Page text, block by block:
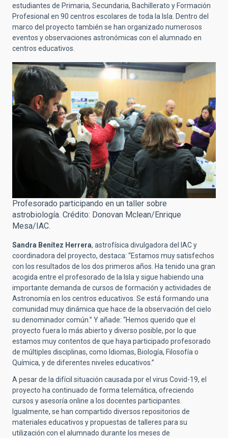
estudiantes de Primaria, Secundaria, Bachillerato y Formación
Profesional en 90 centros escolares de toda la Isla. Dentro del
marco del proyecto también se han organizado numerosos
eventos y observaciones astronómicas con el alumnado en
centros educativos.
Profesorado participando en un taller sobre
astrobiología. Crédito: Donovan Mclean/Enrique
Mesa/IAC.
Sandra Benítez Herrera, astrofísica divulgadora del IAC y
coordinadora del proyecto, destaca: “Estamos muy satisfechos
con los resultados de los dos primeros años. Ha tenido una gran
acogida entre el profesorado de la Isla y sigue habiendo una
importante demanda de cursos de formación y actividades de
Astronomía en los centros educativos. Se está formando una
comunidad muy dinámica que hace de la observación del cielo
su denominador común.” Y añade: “Hemos querido que el
proyecto fuera lo más abierto y diverso posible, por lo que
estamos muy contentos de que haya participado profesorado
de múltiples disciplinas, como Idiomas, Biología, Filosofía o
Química, y de diferentes niveles educativos.”
A pesar de la difícil situación causada por el virus Covid-19, el
proyecto ha continuado de forma telemática, ofreciendo
cursos y asesoría online a los docentes participantes.
Igualmente, se han compartido diversos repositorios de
materiales educativos y propuestas de talleres para su
utilización con el alumnado durante los meses de